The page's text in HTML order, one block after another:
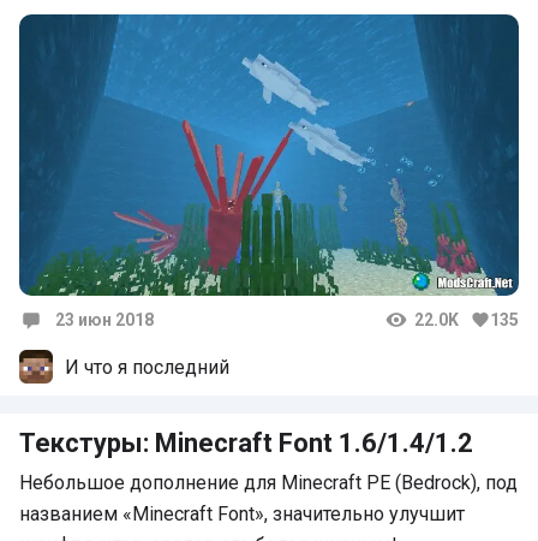
23 июн 2018 22.0K 135
И что я последний
Текстуры: Minecraft Font 1.6/1.4/1.2
Небольшое дополнение для Minecraft PE (Bedrock), под
названием «Minecraft Font», значительно улучшит